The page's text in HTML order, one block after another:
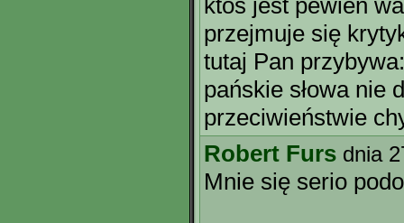
ktoś jest pewien
przejmuje się
tutaj Pan
pańskie słowa nie
przeciwieństwie
Robert Furs dnia
Mnie się serio